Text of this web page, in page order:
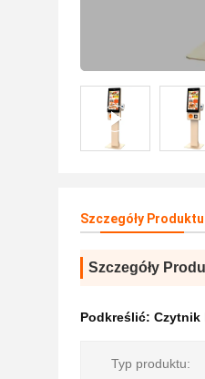
Szczegóły Produktu
Szczegóły
Podkreślić: Czytnik
Typ produktu: